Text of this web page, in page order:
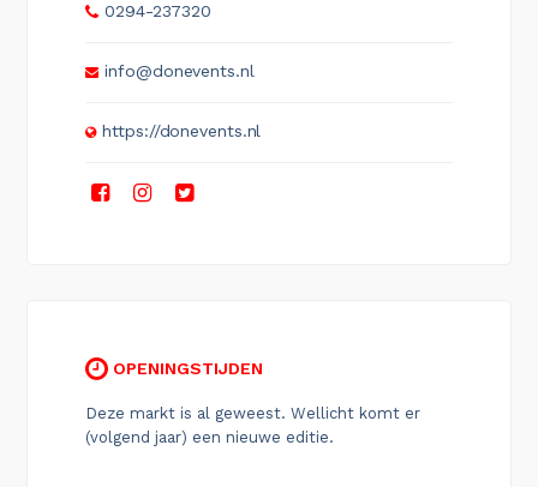
0294-237320
info@donevents.nl
https://donevents.nl
OPENINGSTIJDEN
Deze markt is al geweest. Wellicht komt er
(volgend jaar) een nieuwe editie.